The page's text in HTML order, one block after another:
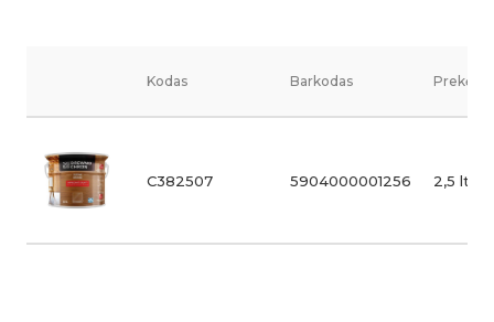
Kodas Barkodas Prekės
C382507 5904000001256 2,5 ltr